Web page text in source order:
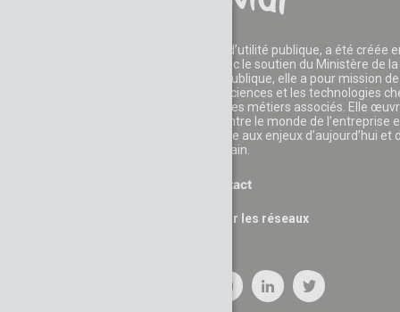
La Fondation CGénial, reconnue d’utilité publique, a été créée
2006 par des entreprises et avec le soutien du Ministère de la
Recherche. Reconnue d’utilité publique, elle a pour mission de
développer l'appétence pour les sciences et les technologies
les jeunes et leur faire découvrir les métiers associés. Elle
également au rapprochement entre le monde de l’entreprise
celui de l’éducation pour faire face aux enjeux d’aujourd’hui et
demain.
Contact
Suivez nous sur les réseaux